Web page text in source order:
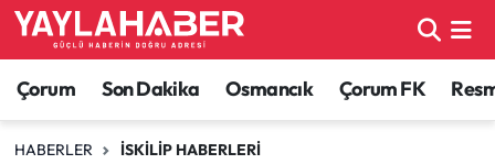
Çorum Son Dakika Osmancık Çorum FK
HABERLER İSKILIP HABERLERI
Alaca Haberleri
Bayat Haberleri
Çorum Nöbetçi Eczaneler
Çorum Hava Durumu